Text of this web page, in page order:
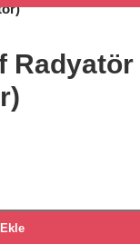
Radyatör